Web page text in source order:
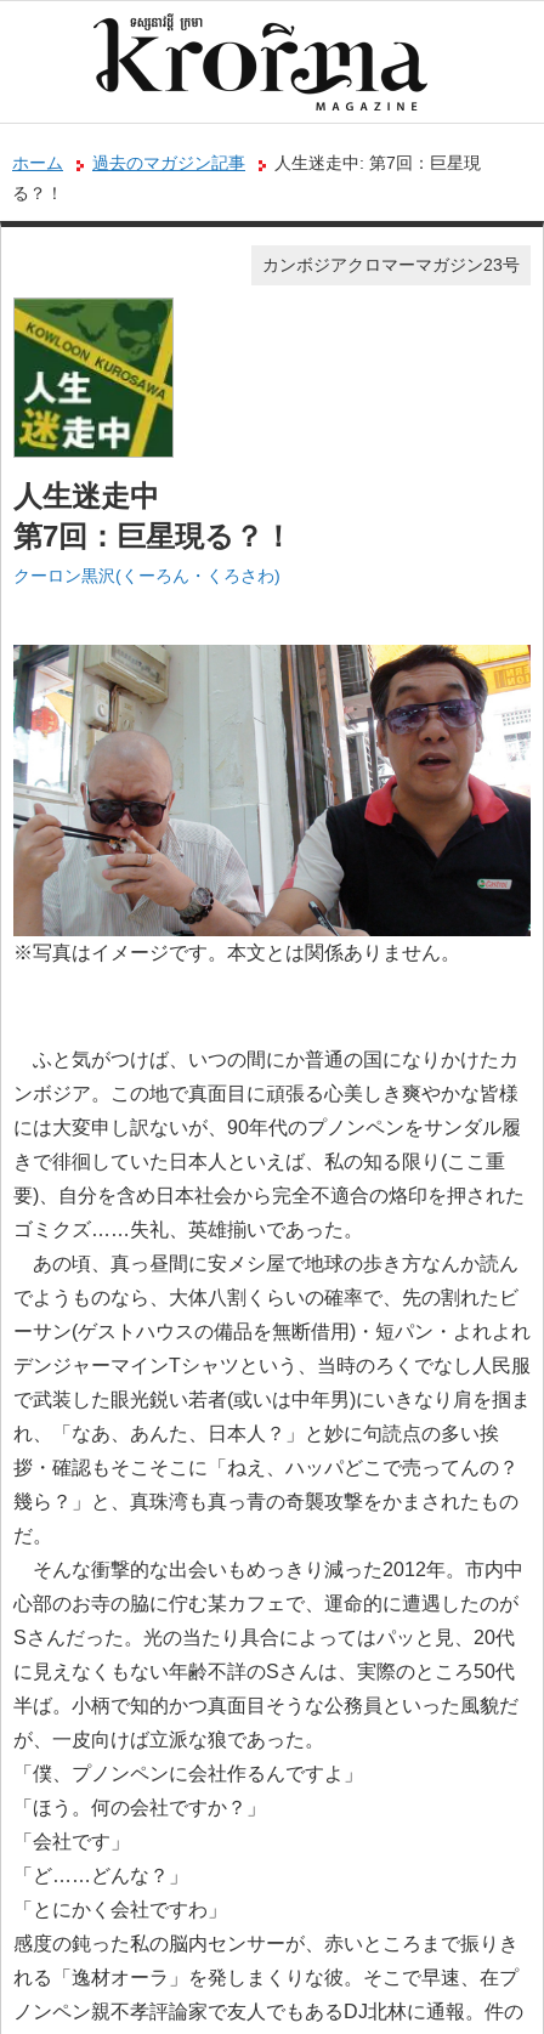
ホーム 過去のマガジン記事
人生迷走中: 第7回：巨星現
る？！
カンボジアクロマーマガジン23号
人生迷走中
第7回：巨星現る？！
クーロン黒沢(くーろん・くろさわ)
※写真はイメージです。本文とは関係ありません。
ふと気がつけば、いつの間にか普通の国になりかけたカ
ンボジア。この地で真面目に頑張る心美しき爽やかな皆様
には大変申し訳ないが、90年代のプノンペンをサンダル履
きで徘徊していた日本人といえば、私の知る限り(ここ重
要)、自分を含め日本社会から完全不適合の烙印を押された
ゴミクズ……失礼、英雄揃いであった。
あの頃、真っ昼間に安メシ屋で地球の歩き方なんか読ん
でようものなら、大体八割くらいの確率で、先の割れたビ
ーサン(ゲストハウスの備品を無断借用)・短パン・よれよれ
デンジャーマインTシャツという、当時のろくでなし人民服
で武装した眼光鋭い若者(或いは中年男)にいきなり肩を掴ま
れ、「なあ、あんた、日本人？」と妙に句読点の多い挨
拶・確認もそこそこに「ねえ、ハッパどこで売ってんの？
幾ら？」と、真珠湾も真っ青の奇襲攻撃をかまされたもの
だ。
そんな衝撃的な出会いもめっきり減った2012年。市内中
心部のお寺の脇に佇む某カフェで、運命的に遭遇したのが
Sさんだった。光の当たり具合によってはパッと見、20代
に見えなくもない年齢不詳のSさんは、実際のところ50代
半ば。小柄で知的かつ真面目そうな公務員といった風貌だ
が、一皮向けば立派な狼であった。
「僕、プノンペンに会社作るんですよ」
「ほう。何の会社ですか？」
「会社です」
「ど……どんな？」
「とにかく会社ですわ」
感度の鈍った私の脳内センサーが、赤いところまで振りき
れる「逸材オーラ」を発しまくりな彼。そこで早速、在プ
ノンペン親不孝評論家で友人でもあるDJ北林に通報。件の